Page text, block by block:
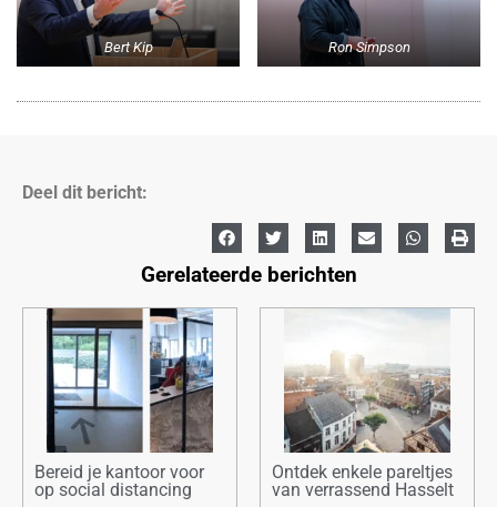
Bert Kip Ron Simpson
Deel dit bericht:
Gerelateerde berichten
Bereid je kantoor voor
op social distancing
Ontdek enkele pareltjes
van verrassend Hasselt